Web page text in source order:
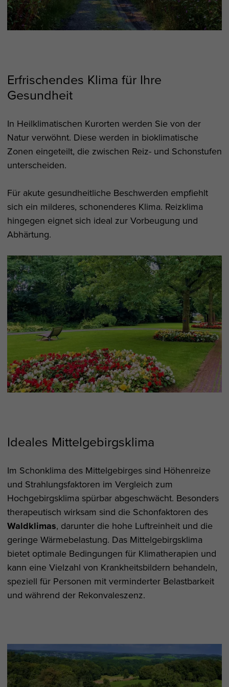
Erfrischendes Klima für Ihre
Gesundheit
In Heilklimatischen Kurorten werden Sie von der
Natur verwöhnt. Diese werden in bioklimatische
Zonen eingeteilt, die zwischen Reiz- und Schonstufen
unterscheiden.
Für akute gesundheitliche Beschwerden empfiehlt
sich ein milderes, schonenderes Klima. Reizklima
hingegen eignet sich ideal zur Vorbeugung und
Abhärtung.
Ideales Mittelgebirgsklima
Im Schonklima des Mittelgebirges sind Höhenreize
und Strahlungsfaktoren im Vergleich zum
Hochgebirgsklima spürbar abgeschwächt. Besonders
therapeutisch wirksam sind die Schonfaktoren des
Waldklimas, darunter die hohe Luftreinheit und die
geringe Wärmebelastung. Das Mittelgebirgsklima
bietet optimale Bedingungen für Klimatherapien und
kann eine Vielzahl von Krankheitsbildern behandeln,
speziell für Personen mit verminderter Belastbarkeit
und während der Rekonvaleszenz.